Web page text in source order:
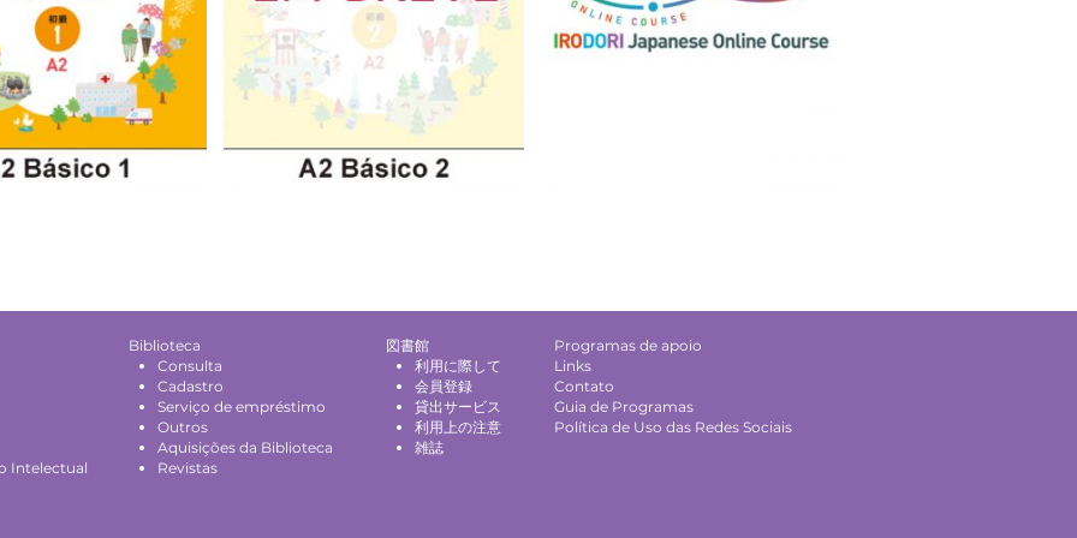
Intelectual
Biblioteca
Consulta
Cadastro
Serviço de empréstimo
Outros
Aquisições da Biblioteca
Revistas
図書館
利用に際して
会員登録
貸出サービス
利用上の注意
雑誌
Programas de apoio
Links
Contato
Guia de Programas
Política de Uso das Redes Sociais